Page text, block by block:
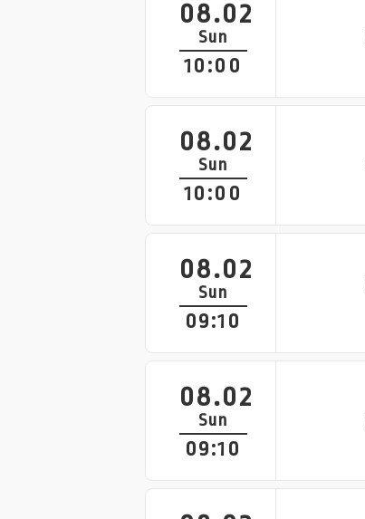
08.02
Sun
10:00
08.02
Sun
10:00
08.02
Sun
09:10
08.02
Sun
09:10